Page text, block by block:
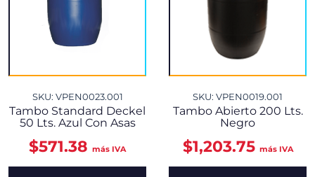
SKU: VPEN0023.001
Tambo Standard Deckel
50 Lts. Azul Con Asas
$571.38 más IVA
SKU: VPEN0019.001
Tambo Abierto 200 Lts.
Negro
$1,203.75 más IVA